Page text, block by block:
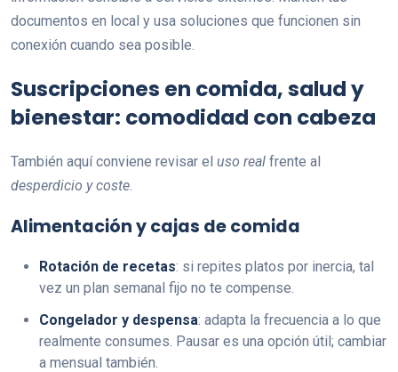
documentos en local y usa soluciones que funcionen sin
conexión cuando sea posible.
Suscripciones en comida, salud y
bienestar: comodidad con cabeza
También aquí conviene revisar el uso real frente al
desperdicio y coste.
Alimentación y cajas de comida
Rotación de recetas: si repites platos por inercia, tal
vez un plan semanal fijo no te compense.
Congelador y despensa: adapta la frecuencia a lo que
realmente consumes. Pausar es una opción útil; cambiar
a mensual también.